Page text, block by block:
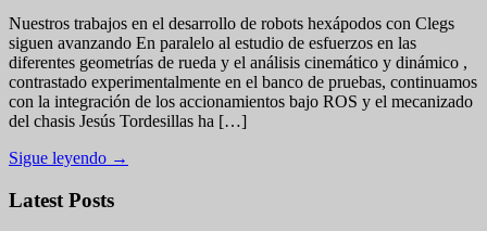
Nuestros trabajos en el desarrollo de robots hexápodos con Clegs
siguen avanzando En paralelo al estudio de esfuerzos en las
diferentes geometrías de rueda y el análisis cinemático y dinámico ,
contrastado experimentalmente en el banco de pruebas, continuamos
con la integración de los accionamientos bajo ROS y el mecanizado
del chasis Jesús Tordesillas ha […]
Sigue leyendo →
Latest Posts